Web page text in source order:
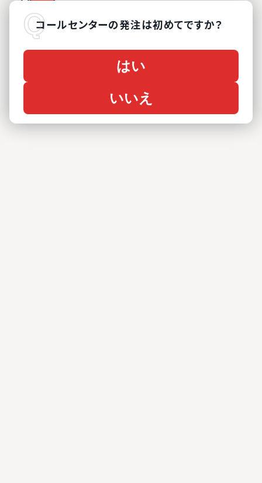
コールセンターの発注は初めてですか？
はい
いいえ